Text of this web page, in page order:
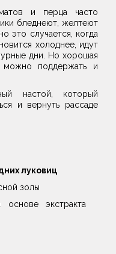
и перца часто
бледнеют, желтеют
это случается, когда
холоднее, идут
дни. Но хорошая
поддержать и
настой, который
и вернуть рассаде
луковиц
золы
основе экстракта